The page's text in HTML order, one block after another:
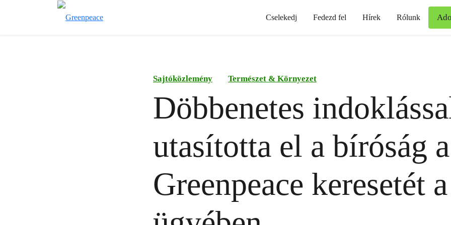
Cselekedj Fedezd fel Hírek Rólunk
Sajtóközlemény Természet & Környezet
Döbbenetes
utasította el a bíróság a
Greenpeace keresetét